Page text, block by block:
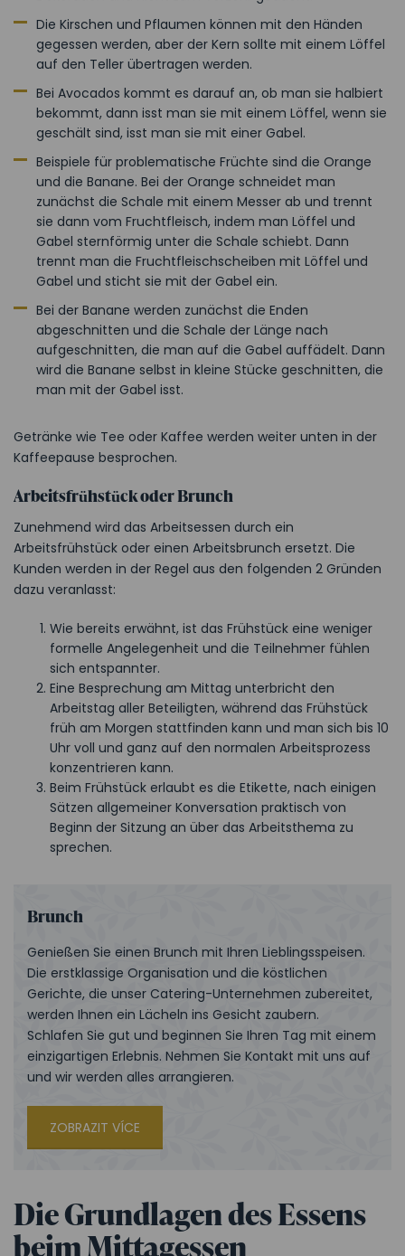
Die Kirschen und Pflaumen können mit den Händen
gegessen werden, aber der Kern sollte mit einem Löffel
auf den Teller übertragen werden.
Bei Avocados kommt es darauf an, ob man sie halbiert
bekommt, dann isst man sie mit einem Löffel, wenn sie
geschält sind, isst man sie mit einer Gabel.
Beispiele für problematische Früchte sind die Orange
und die Banane. Bei der Orange schneidet man
zunächst die Schale mit einem Messer ab und trennt
sie dann vom Fruchtfleisch, indem man Löffel und
Gabel sternförmig unter die Schale schiebt. Dann
trennt man die Fruchtfleischscheiben mit Löffel und
Gabel und sticht sie mit der Gabel ein.
Bei der Banane werden zunächst die Enden
abgeschnitten und die Schale der Länge nach
aufgeschnitten, die man auf die Gabel auffädelt. Dann
wird die Banane selbst in kleine Stücke geschnitten, die
man mit der Gabel isst.
Getränke wie Tee oder Kaffee werden weiter unten in der
Kaffeepause besprochen.
Arbeitsfrühstück oder Brunch
Zunehmend wird das Arbeitsessen durch ein
Arbeitsfrühstück oder einen Arbeitsbrunch ersetzt. Die
Kunden werden in der Regel aus den folgenden 2 Gründen
dazu veranlasst:
Wie bereits erwähnt, ist das Frühstück eine weniger
formelle Angelegenheit und die Teilnehmer fühlen
sich entspannter.
Eine Besprechung am Mittag unterbricht den
Arbeitstag aller Beteiligten, während das Frühstück
früh am Morgen stattfinden kann und man sich bis 10
Uhr voll und ganz auf den normalen Arbeitsprozess
konzentrieren kann.
Beim Frühstück erlaubt es die Etikette, nach einigen
Sätzen allgemeiner Konversation praktisch von
Beginn der Sitzung an über das Arbeitsthema zu
sprechen.
Brunch
Genießen Sie einen Brunch mit Ihren Lieblingsspeisen.
Die erstklassige Organisation und die köstlichen
Gerichte, die unser Catering-Unternehmen zubereitet,
werden Ihnen ein Lächeln ins Gesicht zaubern.
Schlafen Sie gut und beginnen Sie Ihren Tag mit einem
einzigartigen Erlebnis. Nehmen Sie Kontakt mit uns auf
und wir werden alles arrangieren.
ZOBRAZIT VÍCE
Die Grundlagen des Essens
beim Mittagessen